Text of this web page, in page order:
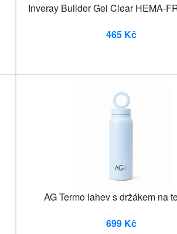
Inveray Builder Gel Clear HEMA-
465 Kč
AG Termo lahev s držákem na
699 Kč